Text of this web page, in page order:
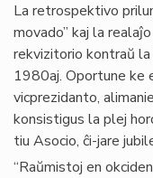
La retrospektivo
movado” kaj la
rekvizitorio kontraŭ
1980aj. Oportune ke
vicprezidanto,
konsistigus la plej
tiu Asocio, ĉi-jare
“Raŭmistoj en